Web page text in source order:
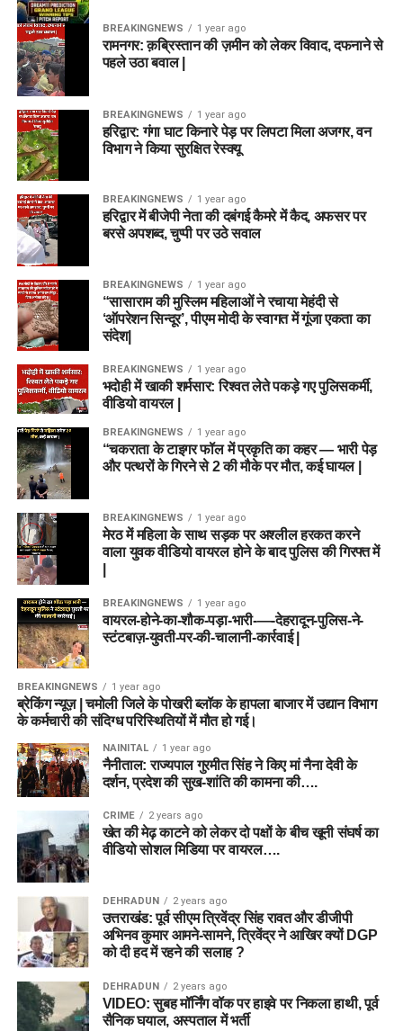
BREAKINGNEWS 1 year ago
रामनगर: क़ब्रिस्तान की ज़मीन को लेकर विवाद, दफनाने से
पहले उठा बवाल |
BREAKINGNEWS 1 year ago
हरिद्वार: गंगा घाट किनारे पेड़ पर लिपटा मिला अजगर, वन
विभाग ने किया सुरक्षित रेस्क्यू
BREAKINGNEWS 1 year ago
हरिद्वार में बीजेपी नेता की दबंगई कैमरे में कैद, अफसर पर
बरसे अपशब्द, चुप्पी पर उठे सवाल
BREAKINGNEWS 1 year ago
“सासाराम की मुस्लिम महिलाओं ने रचाया मेहंदी से
‘ऑपरेशन सिन्दूर’, पीएम मोदी के स्वागत में गूंजा एकता का
संदेश|
BREAKINGNEWS 1 year ago
भदोही में खाकी शर्मसार: रिश्वत लेते पकड़े गए पुलिसकर्मी,
वीडियो वायरल |
BREAKINGNEWS 1 year ago
“चकराता के टाइगर फॉल में प्रकृति का कहर — भारी पेड़
और पत्थरों के गिरने से 2 की मौके पर मौत, कई घायल |
BREAKINGNEWS 1 year ago
मेरठ में महिला के साथ सड़क पर अश्लील हरकत करने
वाला युवक वीडियो वायरल होने के बाद पुलिस की गिरफ्त में
BREAKINGNEWS 1 year ago
वायरल-होने-का-शौक-पड़ा-भारी-—-देहरादून-पुलिस-ने-
स्टंटबाज़-युवती-पर-की-चालानी-कार्रवाई |
BREAKINGNEWS 1 year ago
ब्रेकिंग न्यूज़ | चमोली जिले के पोखरी ब्लॉक के हापला बाजार में उद्यान विभाग
के कर्मचारी की संदिग्ध परिस्थितियों में मौत हो गई।
NAINITAL 1 year ago
नैनीताल: राज्यपाल गुरमीत सिंह ने किए मां नैना देवी के
दर्शन, प्रदेश की सुख-शांति की कामना की….
CRIME 2 years ago
खेत की मेढ़ काटने को लेकर दो पक्षों के बीच खूनी संघर्ष का
वीडियो सोशल मिडिया पर वायरल….
DEHRADUN 2 years ago
उत्तराखंड: पूर्व सीएम त्रिवेंद्र सिंह रावत और डीजीपी
अभिनव कुमार आमने-सामने, त्रिवेंद्र ने आखिर क्यों DGP
को दी हद में रहने की सलाह ?
DEHRADUN 2 years ago
VIDEO: सुबह मॉर्निंग वॉक पर हाइवे पर निकला हाथी, पूर्व
सैनिक घयाल, अस्पताल में भर्ती